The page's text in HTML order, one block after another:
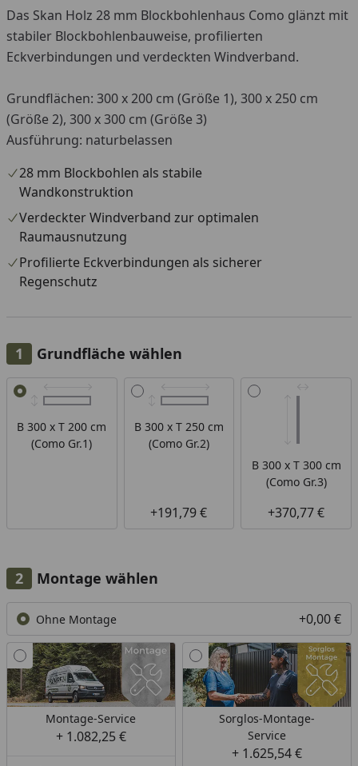
Das Skan Holz 28 mm Blockbohlenhaus Como glänzt mit
stabiler Blockbohlenbauweise, profilierten
Eckverbindungen und verdeckten Windverband.
Grundflächen: 300 x 200 cm (Größe 1), 300 x 250 cm
(Größe 2), 300 x 300 cm (Größe 3)
Ausführung: naturbelassen
28 mm Blockbohlen als stabile
Wandkonstruktion
Verdeckter Windverband zur optimalen
Raumausnutzung
Profilierte Eckverbindungen als sicherer
Regenschutz
Grundfläche wählen
Alle anzeigen (3)
B 300 x T 200 cm
(Como Gr.1)
B 300 x T 250 cm
(Como Gr.2)
+191,79 €
B 300 x T 300 cm
(Como Gr.3)
+370,77 €
Montage wählen
Ohne Montage +0,00 €
Montage-Service
+ 1.082,25 €
Sorglos-Montage-
Service
+ 1.625,54 €